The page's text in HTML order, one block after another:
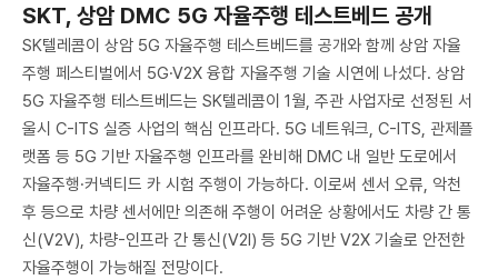
​SKT, 상암 DMC 5G 자율주행 테스트베드 공개
SK텔레콤이 상암 5G 자율주행 테스트베드를 공개와 함께 상암 자율
주행 페스티벌에서 5G·V2X 융합 자율주행 기술 시연에 나섰다. 상암
5G 자율주행 테스트베드는 SK텔레콤이 1월, 주관 사업자로 선정된 서
울시 C-ITS 실증 사업의 핵심 인프라다. 5G 네트워크, C-ITS, 관제플
랫폼 등 5G 기반 자율주행 인프라를 완비해 DMC 내 일반 도로에서
자율주행·커넥티드 카 시험 주행이 가능하다. 이로써 센서 오류, 악천
후 등으로 차량 센서에만 의존해 주행이 어려운 상황에서도 차량 간 통
신(V2V), 차량-인프라 간 통신(V2I) 등 5G 기반 V2X 기술로 안전한
자율주행이 가능해질 전망이다.